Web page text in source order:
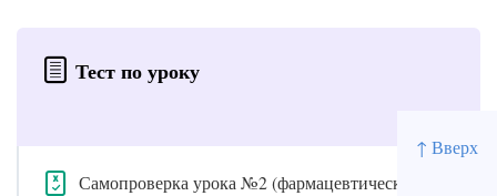
↑ Вверх
Тест по уроку
Самопроверка урока №2 (фармацевтическая